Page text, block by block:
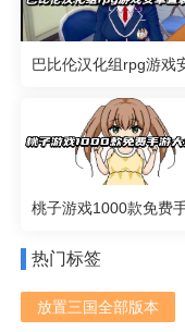
游戏攻略
63款应用
热门标签
放置三国全部版本